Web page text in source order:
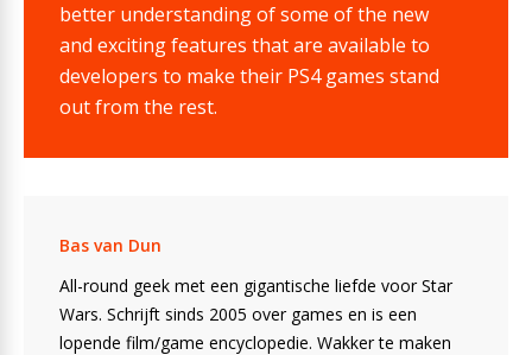
better understanding of some of the new
and exciting features that are available to
developers to make their PS4 games stand
out from the rest.
Bas van Dun
All-round geek met een gigantische liefde voor Star
Wars. Schrijft sinds 2005 over games en is een
lopende film/game encyclopedie. Wakker te maken